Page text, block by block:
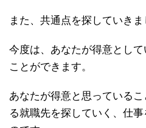
また、共通点を探していきま
今度は、あなたが得意とし
ことができます。
あなたが得意と思っている
る就職先を探していく、仕